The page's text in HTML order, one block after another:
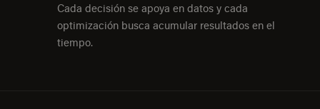
Cada decisión se apoya en datos y cada
optimización busca acumular resultados en el
tiempo.